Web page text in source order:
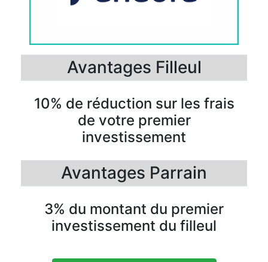
Avantages Filleul
10% de réduction sur les frais
de votre premier
investissement
Avantages Parrain
3% du montant du premier
investissement du filleul